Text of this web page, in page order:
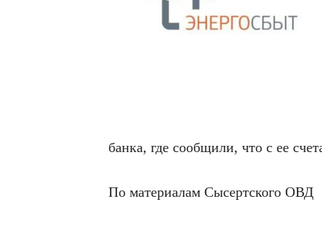
банка, где сообщили, что с ее
По материалам Сысертского ОВД